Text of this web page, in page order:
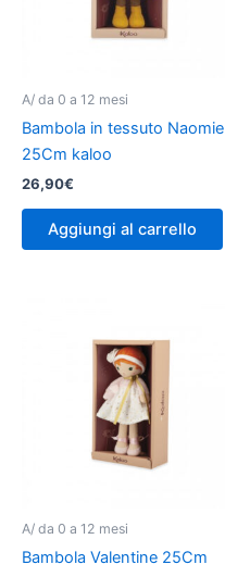
A/ da 0 a 12 mesi
Bambola in tessuto Naomie
25Cm kaloo
26,90€
Aggiungi al carrello
A/ da 0 a 12 mesi
Bambola Valentine 25Cm